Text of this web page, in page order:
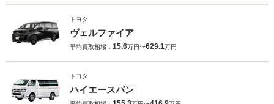
トヨタ
ヴェルファイア
平均買取相場： 15.6万円〜629.1万円
トヨタ
ハイエースバン